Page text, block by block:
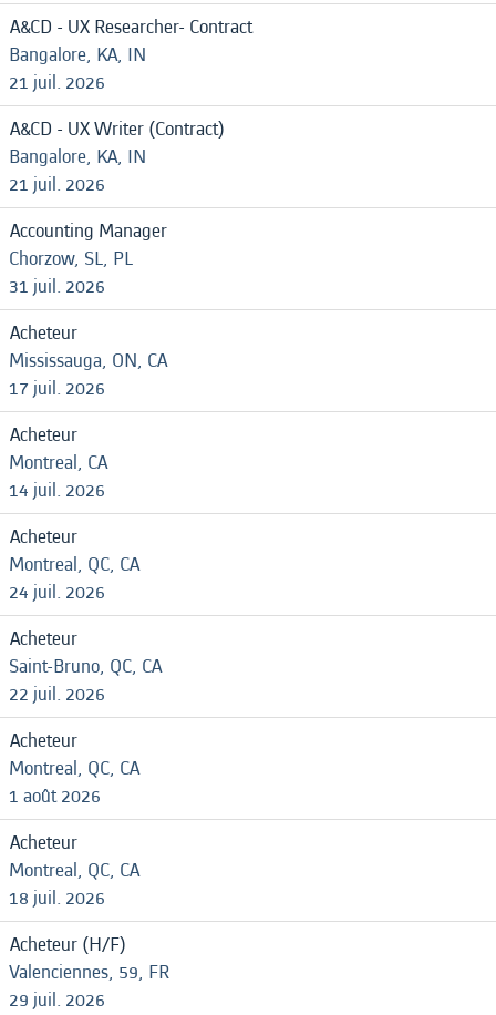
A&CD - UX Researcher- Contract
Bangalore, KA, IN
21 juil. 2026
A&CD - UX Writer (Contract)
Bangalore, KA, IN
21 juil. 2026
Accounting Manager
Chorzow, SL, PL
31 juil. 2026
Acheteur
Mississauga, ON, CA
17 juil. 2026
Acheteur
Montreal, CA
14 juil. 2026
Acheteur
Montreal, QC, CA
24 juil. 2026
Acheteur
Saint-Bruno, QC, CA
22 juil. 2026
Acheteur
Montreal, QC, CA
1 août 2026
Acheteur
Montreal, QC, CA
18 juil. 2026
Acheteur (H/F)
Valenciennes, 59, FR
29 juil. 2026